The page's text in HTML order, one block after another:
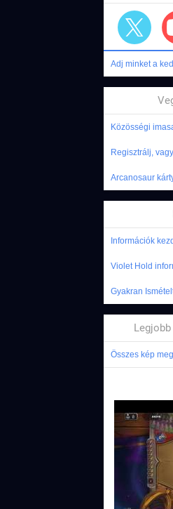
Adj minket a
Közösségi
Regisztrálj,
Arcanosaur
Információk
Violet Hold
Gyakran
Összes kép